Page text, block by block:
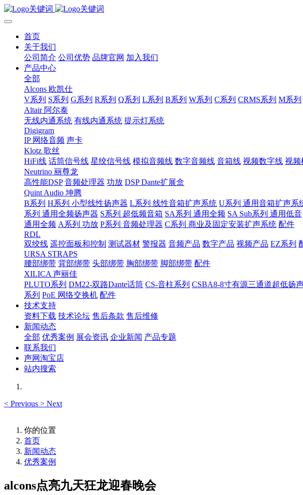
首页
关于我们
公司简介 公司优势 品牌官网 加入我们
产品中心
全部
Alcons 欧凯仕
V系列 S系列 G系列 R系列 Q系列 L系列 B系列 W系列 C系列 CRMS系列 M系列
Altair 阿尔泰
无线内通系统 有线内通系统 提示灯系统
Digigram
IP 网络音频 声卡
Klotz 歌丝
HiFi线 话筒信号线 星绞信号线 模拟音频线 数字音频线 音箱线 视频数字线 视频
Neutrino 丽尊龙
高性能DSP 音频处理器 功放 DSP Dante扩展盒
Quint Audio 坤腾
B系列 H系列 小型线性扬声器 L系列 线性音箱扩声系统 U系列 通用音箱扩声系
系列 通用全频扬声器 S系列 超低频音箱 SA系列 通用全频 SA Sub系列 通用低音
通用全频 A系列 功放 P系列 音频处理器 C系列 商业及固定安装扩声系统 配件
RDL
双绞线 遥控面板和控制 测试器材 警报器 音频产品 数字产品 视频产品 EZ系列
URSA STRAPS
腰部绑带 背部绑带 头部绑带 胸部绑带 脚部绑带 配件
XILICA 声丽佳
PLUTO系列 DM22-双路Dante话筒 CS-音柱系列 CSBA8-8寸有源三通道超低扬
系列 PoE 网络交换机 配件
技术支持
资料下载 技术论坛 售后条款 售后维修
新闻动态
全部 优秀案例 展会资讯 企业新闻 产品专题
联系我们
声网淘宝店
站内搜索
< Previous > Next
你的位置
首页
新闻动态
优秀案例
alcons点亮九天狂龙迎春晚会